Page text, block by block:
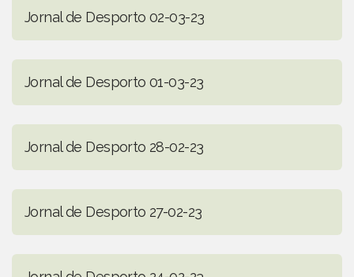
Jornal de Desporto 02-03-23
Jornal de Desporto 01-03-23
Jornal de Desporto 28-02-23
Jornal de Desporto 27-02-23